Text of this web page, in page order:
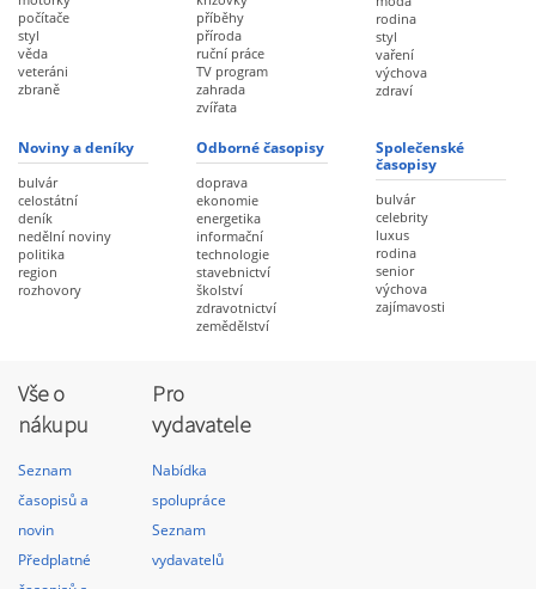
počítače
styl
věda
veteráni
zbraně
příběhy
příroda
ruční práce
TV program
zahrada
zvířata
rodina
styl
vaření
výchova
zdraví
Noviny a deníky
bulvár
celostátní
deník
nedělní noviny
politika
region
rozhovory
Odborné časopisy
doprava
ekonomie
energetika
informační
technologie
stavebnictví
školství
zdravotnictví
zemědělství
Společenské
časopisy
bulvár
celebrity
luxus
rodina
senior
výchova
zajímavosti
Vše o
nákupu
Seznam
časopisů a
novin
Předplatné
Pro
vydavatele
Nabídka
spolupráce
Seznam
vydavatelů